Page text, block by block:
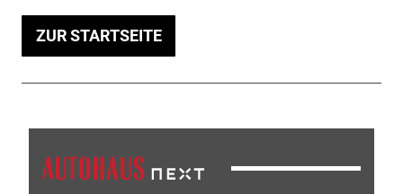
ZUR STARTSEITE